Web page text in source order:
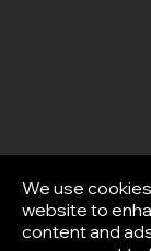
We use
website to
content and